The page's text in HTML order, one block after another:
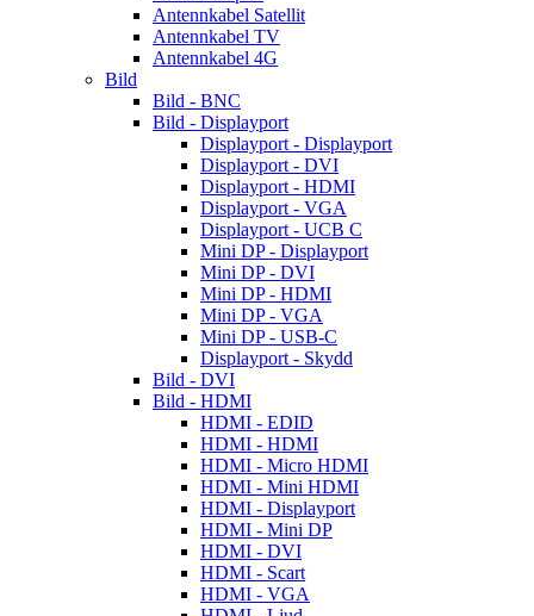
Antennkabel Satellit
Antennkabel TV
Antennkabel 4G
Bild
Bild - BNC
Bild - Displayport
Displayport - Displayport
Displayport - DVI
Displayport - HDMI
Displayport - VGA
Displayport - UCB C
Mini DP - Displayport
Mini DP - DVI
Mini DP - HDMI
Mini DP - VGA
Mini DP - USB-C
Displayport - Skydd
Bild - DVI
Bild - HDMI
HDMI - EDID
HDMI - HDMI
HDMI - Micro HDMI
HDMI - Mini HDMI
HDMI - Displayport
HDMI - Mini DP
HDMI - DVI
HDMI - Scart
HDMI - VGA